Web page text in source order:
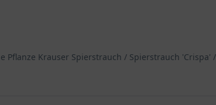
Krauser Spierstrauch / Spierstrauch 'Crispa'